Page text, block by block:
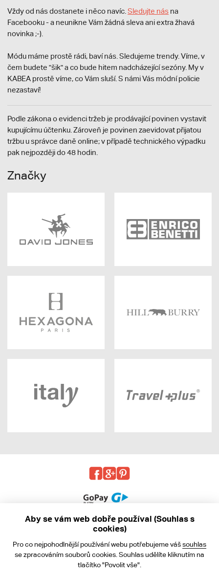
Vždy od nás dostanete i něco navíc. Sledujte nás na
Facebooku - a neunikne Vám žádná sleva ani extra žhavá
novinka ;-).
Módu máme prostě rádi, baví nás. Sledujeme trendy. Víme, v
čem budete "šik" a co bude hitem nadcházející sezóny. My v
KABEA prostě víme, co Vám sluší. S námi Vás módní policie
nezastaví!
Podle zákona o evidenci tržeb je prodávající povinen vystavit
kupujícímu účtenku. Zároveň je povinen zaevidovat přijatou
tržbu u správce daně online; v případě technického výpadku
pak nejpozději do 48 hodin.
Značky
Obchodní podmínky
Ochrana osobních údajů
Aby se vám web dobře používal (Souhlas s
cookies)
Pro co nejpohodlnější používání webu potřebujeme vášsouhlas
se zpracováním souborů cookies. Souhlas udělíte kliknutím na
tlačítko "Povolit vše".